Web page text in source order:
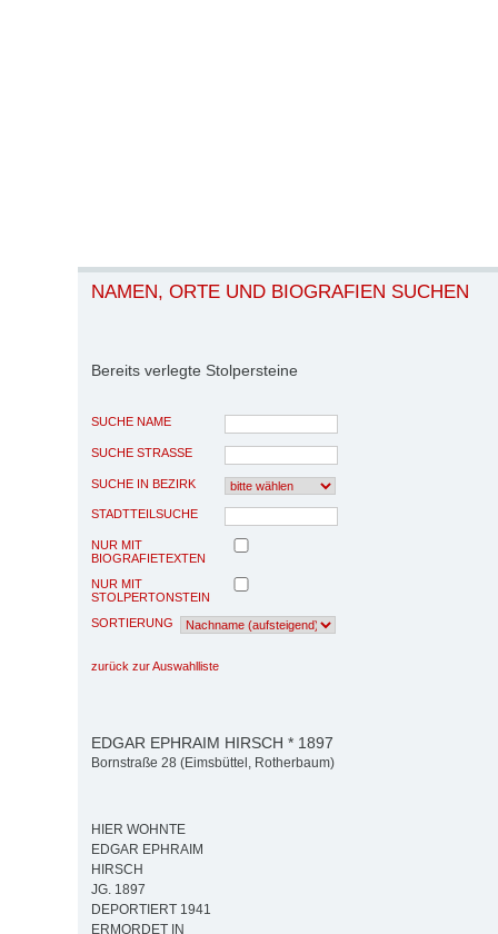
NAMEN, ORTE UND BIOGRAFIEN SUCHEN
Bereits verlegte Stolpersteine
SUCHE NAME
SUCHE STRASSE
SUCHE IN BEZIRK
STADTTEILSUCHE
NUR MIT
BIOGRAFIETEXTEN
NUR MIT
STOLPERTONSTEIN
SORTIERUNG
zurück zur Auswahlliste
EDGAR EPHRAIM HIRSCH * 1897
Bornstraße 28 (Eimsbüttel, Rotherbaum)
HIER WOHNTE
EDGAR EPHRAIM
HIRSCH
JG. 1897
DEPORTIERT 1941
ERMORDET IN